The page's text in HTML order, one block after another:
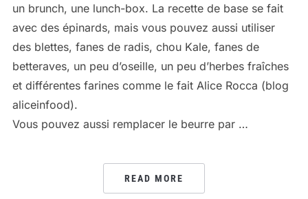
un brunch, une lunch-box. La recette de base se fait
avec des épinards, mais vous pouvez aussi utiliser
des blettes, fanes de radis, chou Kale, fanes de
betteraves, un peu d’oseille, un peu d’herbes fraîches
et différentes farines comme le fait Alice Rocca (blog
aliceinfood).
Vous pouvez aussi remplacer le beurre par …
READ MORE